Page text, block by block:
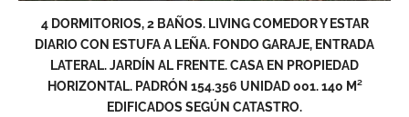
4 DORMITORIOS, 2 BAÑOS. LIVING COMEDOR Y ESTAR
DIARIO CON ESTUFA A LEÑA. FONDO GARAJE, ENTRADA
LATERAL. JARDÍN AL FRENTE. CASA EN PROPIEDAD
HORIZONTAL. PADRÓN 154.356 UNIDAD 001. 140 M²
EDIFICADOS SEGÚN CATASTRO.